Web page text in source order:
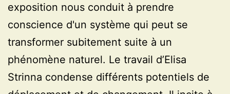
exposition nous conduit à prendre
conscience d'un système qui peut se
transformer subitement suite à un
phénomène naturel. Le travail d’Elisa
Strinna condense différents potentiels de